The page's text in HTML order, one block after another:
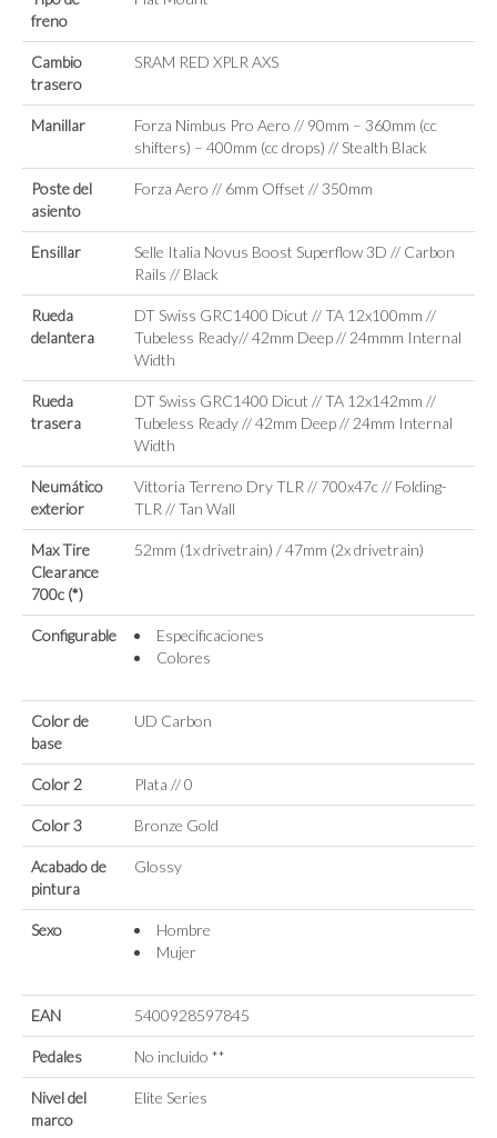
freno
Cambio
trasero
SRAM RED XPLR AXS
Manillar
Forza Nimbus Pro Aero // 90mm – 360mm (cc
shifters) – 400mm (cc drops) // Stealth Black
Poste del
asiento
Forza Aero // 6mm Offset // 350mm
Ensillar
Selle Italia Novus Boost Superflow 3D // Carbon
Rails // Black
Rueda
delantera
DT Swiss GRC1400 Dicut // TA 12x100mm //
Tubeless Ready// 42mm Deep // 24mmm Internal
Width
Rueda
trasera
DT Swiss GRC1400 Dicut // TA 12x142mm //
Tubeless Ready // 42mm Deep // 24mm Internal
Width
Neumático
exterior
Vittoria Terreno Dry TLR // 700x47c // Folding-
TLR // Tan Wall
Max Tire
Clearance
700c (*)
52mm (1x drivetrain) / 47mm (2x drivetrain)
Configurable
Especificaciones
Colores
Color de
base
UD Carbon
Color 2 Plata // 0
Color 3 Bronze Gold
Acabado de
pintura
Glossy
Sexo
Hombre
Mujer
EAN 5400928597845
Pedales No incluido **
Nivel del
marco
Elite Series